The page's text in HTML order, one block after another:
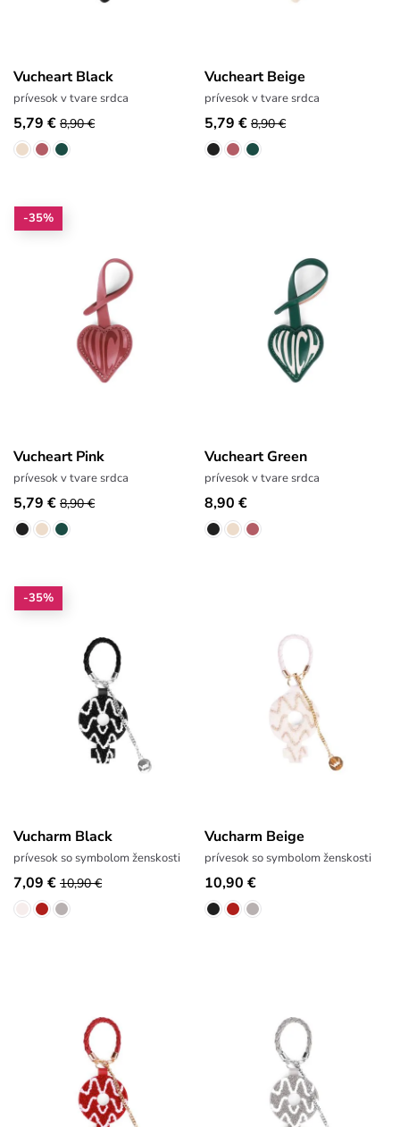
Vucheart Black
prívesok v tvare srdca
5,79 € 8,90 €
Vucheart Beige
prívesok v tvare srdca
5,79 € 8,90 €
-35%
Vucheart Pink
prívesok v tvare srdca
5,79 € 8,90 €
Vucheart Green
prívesok v tvare srdca
8,90 €
-35%
Vucharm Black
prívesok so symbolom ženskosti
7,09 € 10,90 €
Vucharm Beige
prívesok so symbolom ženskosti
10,90 €